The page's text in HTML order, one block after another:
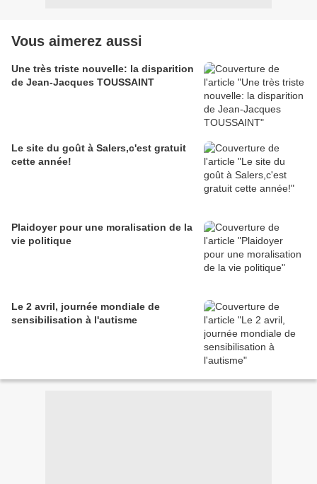
Vous aimerez aussi
Une très triste nouvelle: la disparition
de Jean-Jacques TOUSSAINT
Le site du goût à Salers,c'est gratuit
cette année!
Plaidoyer pour une moralisation de la
vie politique
Le 2 avril, journée mondiale de
sensibilisation à l'autisme